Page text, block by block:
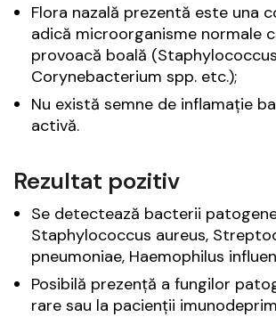
Flora nazală prezentă este una
adică microorganisme normale
provoacă boală
Corynebacterium spp. etc.);
Nu există semne de inflamație
activă.
Rezultat pozitiv
Se detectează bacterii
Staphylococcus aureus,
pneumoniae, Haemophilus
Posibilă prezență a fungilor
rare sau la pacienții